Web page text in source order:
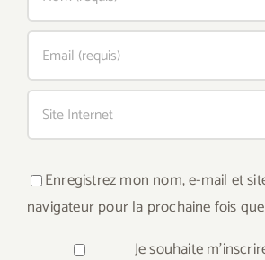
Enregistrez mon nom, e-mail et
navigateur pour la prochaine fois
Je souhaite